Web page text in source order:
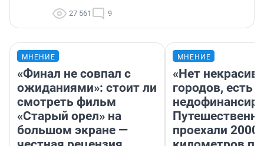
27 561 9
МНЕНИЕ
«Финал не совпал с
ожиданиями»: стоит ли
смотреть фильм
«Старый орел» на
большом экране —
МНЕНИЕ
«Нет
городов, есть
проехали 2000